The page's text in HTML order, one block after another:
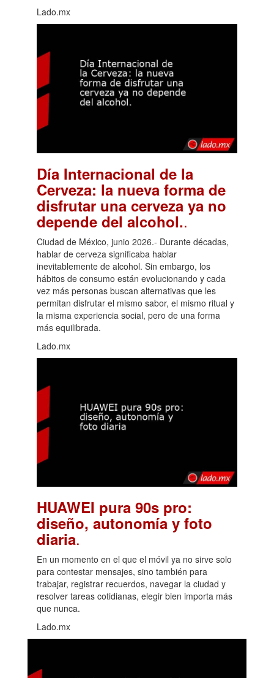
Lado.mx
Día Internacional de la
Cerveza: la nueva forma de
disfrutar una cerveza ya no
depende del alcohol..
Ciudad de México, junio 2026.- Durante décadas,
hablar de cerveza significaba hablar
inevitablemente de alcohol. Sin embargo, los
hábitos de consumo están evolucionando y cada
vez más personas buscan alternativas que les
permitan disfrutar el mismo sabor, el mismo ritual y
la misma experiencia social, pero de una forma
más equilibrada.
Lado.mx
HUAWEI pura 90s pro:
diseño, autonomía y foto
diaria.
En un momento en el que el móvil ya no sirve solo
para contestar mensajes, sino también para
trabajar, registrar recuerdos, navegar la ciudad y
resolver tareas cotidianas, elegir bien importa más
que nunca.
Lado.mx